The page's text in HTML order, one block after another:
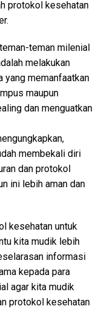
protokol kesehatan
teman milenial
melakukan
yang memanfaatkan
maupun
dan menguatkan
membekali diri
dan protokol
ini lebih aman dan
kesehatan untuk
kita mudik lebih
informasi
kepada para
agar kita mudik
protokol kesehatan